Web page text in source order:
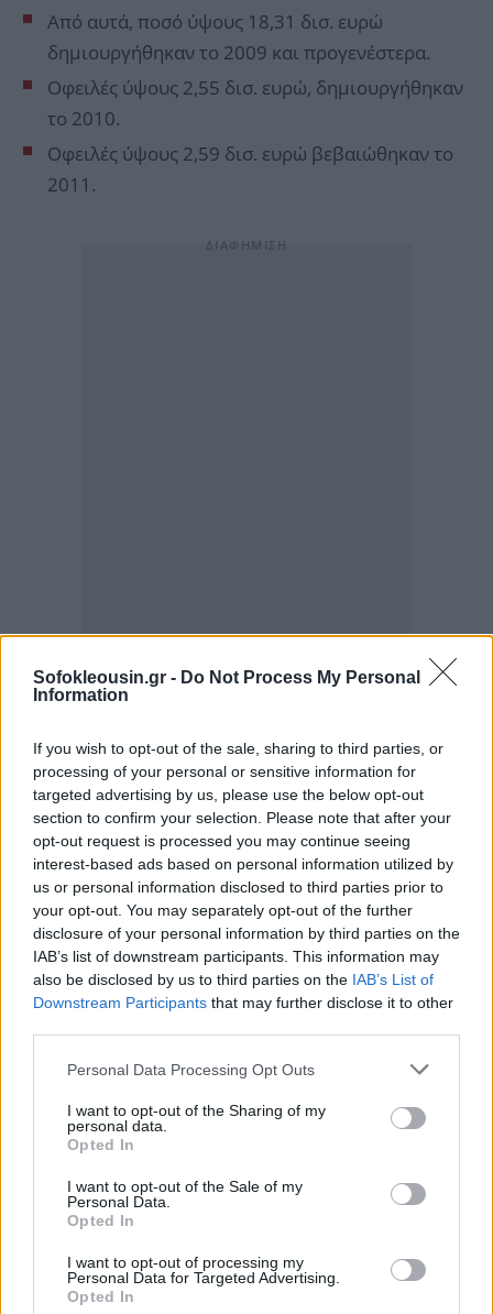
Sofokleousin.gr - Do Not Process My Personal
Information
If you wish to opt-out of the sale, sharing to third parties, or
processing of your personal or sensitive information for
targeted advertising by us, please use the below opt-out
section to confirm your selection. Please note that after your
opt-out request is processed you may continue seeing
interest-based ads based on personal information utilized by
us or personal information disclosed to third parties prior to
your opt-out. You may separately opt-out of the further
disclosure of your personal information by third parties on the
IAB’s list of downstream participants. This information may
also be disclosed by us to third parties on the IAB’s List of
Downstream Participants that may further disclose it to other
Personal Data Processing Opt Outs
I want to opt-out of the Sharing of my
personal data.
Opted In
I want to opt-out of the Sale of my
Personal Data.
Opted In
I want to opt-out of processing my
Personal Data for Targeted Advertising.
Opted In
Από αυτά, ποσό ύψους 18,31 δισ. ευρώ
δημιουργήθηκαν το 2009 και προγενέστερα.
Οφειλές ύψους 2,55 δισ. ευρώ, δημιουργήθηκαν
το 2010.
Οφειλές ύψους 2,59 δισ. ευρώ βεβαιώθηκαν το
2011.
Αθροιστικά δηλαδή τα χρέη που έχουν γεννηθεί
μέχρι και το 2011 και έχουν παραγραφεί είναι
23,45 δισ. ευρώ,ενώ οι οφειλές στις οποίες το
αναλογεί στο 39,5% των συνολικών χρεών.
Ωστόσο και από τα «εισπράξιμα» χρέη, ένα μεγάλο
μέρος αυτών, είναι αδύνατο να εισπραχθεί, καθώς
προέρχεται από μεγαλο-οφειλέτες, αλλά καιαπό
επιτήδειους, οι οποίοι «φέσωσαν» τον ΕΦΚΑ
έχουν κατοχυρωθεί πίσω από νομικά κόλπα, και
αποφεύγουν κατασχέσεις και άλλα αναγκαστικά